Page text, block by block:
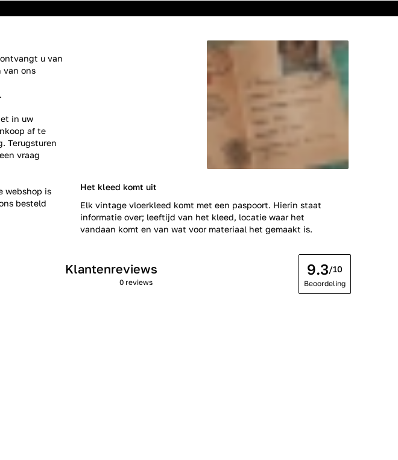
u van
van ons
in uw
af te
Terugsturen
vraag
webshop is
besteld
Het kleed komt uit
Elk vintage vloerkleed komt met een paspoort. Hierin staat
informatie over; leeftijd van het kleed, locatie waar het
vandaan komt en van wat voor materiaal het gemaakt is.
Klantenreviews
0 reviews
9.3/10
Beoordeling